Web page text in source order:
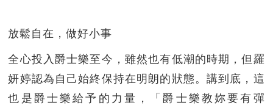
放鬆自在，做好小事
全心投入爵士樂至今，雖然也有低潮的時期，但羅
妍婷認為自己始終保持在明朗的狀態。講到底，這
也是爵士樂給予的力量，「爵士樂教妳要有彈